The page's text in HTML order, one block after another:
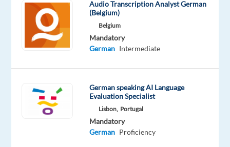
Mars
Kirchwalsede,
Germany
Mars
German
Proficiency
Audio Transcription Analyst German
(Belgium)
Belgium
Mandatory
German Intermediate
German speaking AI Language
Evaluation Specialist
Lisbon, Portugal
Mandatory
German Proficiency